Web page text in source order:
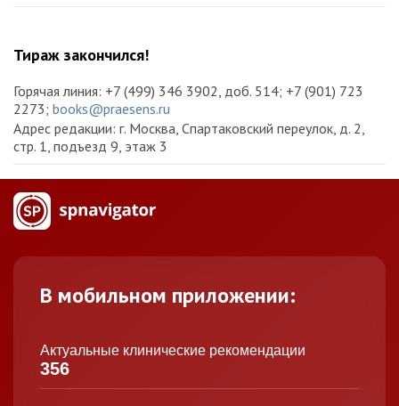
Тираж закончился!
Горячая линия: +7 (499) 346 3902, доб. 514; +7 (901) 723
2273; books@praesens.ru
Адрес редакции: г. Москва, Спартаковский переулок, д. 2,
стр. 1, подъезд 9, этаж 3
В мобильном приложении:
Актуальные клинические рекомендации
356